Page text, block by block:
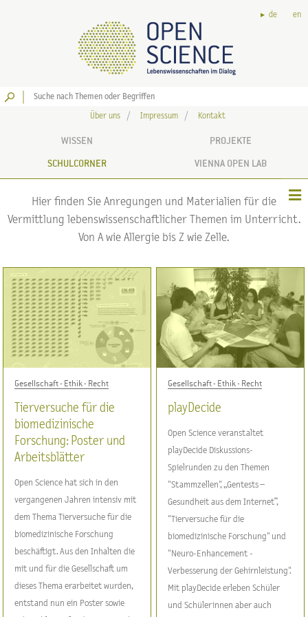
de en
Über uns Impressum Kontakt
WISSEN PROJEKTE
SCHULCORNER VIENNA OPEN LAB
Hier finden Sie Anregungen und Materialien für die
Vermittlung lebenswissenschaftlicher Themen im Unterricht.
Von A wie Allergie bis Z wie Zelle.
Gesellschaft - Ethik - Recht
Tierversuche für die
biomedizinische
Forschung: Poster und
Arbeitsblätter
Open Science hat sich in den
vergangenen Jahren intensiv mit
dem Thema Tierversuche für die
biomedizinische Forschung
beschäftigt. Aus den Inhalten die
mit und für die Gesellschaft um
dieses Thema erarbeitet wurden,
entstand nun ein Poster sowie
Gesellschaft - Ethik - Recht
playDecide
Open Science veranstaltet
playDecide Diskussions-
Spielrunden zu den Themen
"Stammzellen", „Gentests –
Gesundheit aus dem Internet“,
"Tierversuche für die
biomedizinische Forschung" und
"Neuro-Enhancement -
Verbesserung der Gehirnleistung".
Mit playDecide erleben Schüler
und Schülerinnen aber auch